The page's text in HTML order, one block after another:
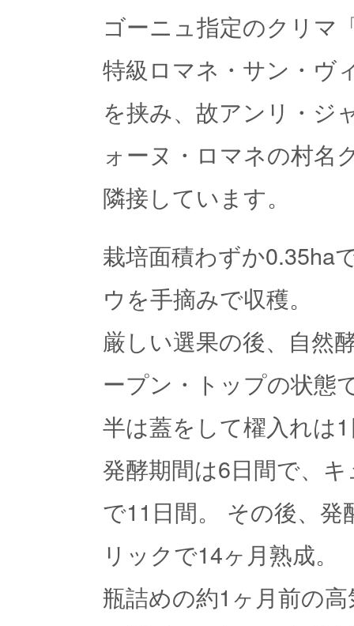
ゴーニュ指定のクリマ
特級ロマネ・サン・ヴ
を挟み、故アンリ・ジ
ォーヌ・ロマネの村名
隣接しています。
栽培面積わずか0.35ha
ウを手摘みで収穫。
厳しい選果の後、自然
ープン・トップの状態
半は蓋をして櫂入れは
発酵期間は6日間で、
で11日間。 その後、
リックで14ヶ月熟成。
瓶詰めの約1ヶ月前の